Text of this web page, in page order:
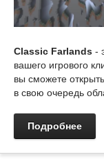
Classic Farlands -
вашего игрового
вы сможете
в свою очередь
Подробнее